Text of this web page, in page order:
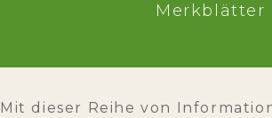
Merkblätter
Mit dieser Reihe von